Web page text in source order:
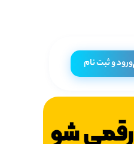
ورود و ثبت نام